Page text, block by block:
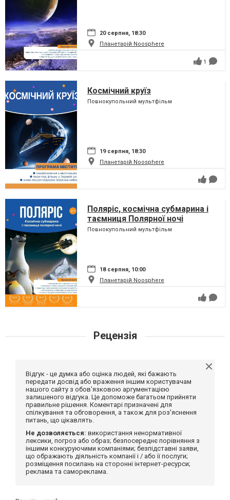
20 серпня, 18:30
Планетарій Noosphere
1
Космічний круїз
Повнокупольний мультфільм
19 серпня, 18:30
Планетарій Noosphere
Поляріс, космічна субмарина і
таємниця Полярної ночі
Повнокупольний мультфільм
18 серпня, 10:00
Планетарій Noosphere
Рецензія
Відгук - це думка або оцінка людей, які бажають
передати досвід або враження іншим користувачам
нашого сайту з обов'язковою аргументацією
залишеного відгука. Це допоможе багатьом прийняти
правильне рішення. Коментарі призначені для
спілкування та обговорення, а також для роз'яснення
питань, що цікавлять.
Не дозволяється: використання ненормативної
лексики, погроз або образ; безпосереднє порівняння з
іншими конкуруючими компаніями; безпідставні заяви,
що ображають діяльність компанії і / або її послуги;
розміщення посилань на сторонні інтернет-ресурси;
реклама та самореклама.